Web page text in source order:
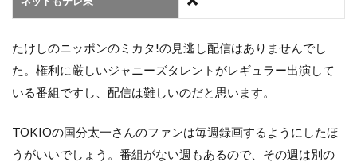
たけしのニッポンのミカタ!の見逃し配信はありませんでし
た。権利に厳しいジャニーズタレントがレギュラー出演して
いる番組ですし、配信は難しいのだと思います。
TOKIOの国分太一さんのファンは毎週録画するようにしたほ
うがいいでしょう。番組がない週もあるので、その週は別の